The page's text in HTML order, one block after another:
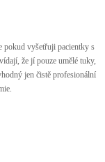
pokud vyšetřuji pacientky s
že jí pouze umělé tuky,
jen čistě profesionální